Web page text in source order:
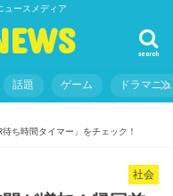
ュースメディア
search
話題 ゲーム ドラマニ
ち時間タイマー」をチェック！
社会